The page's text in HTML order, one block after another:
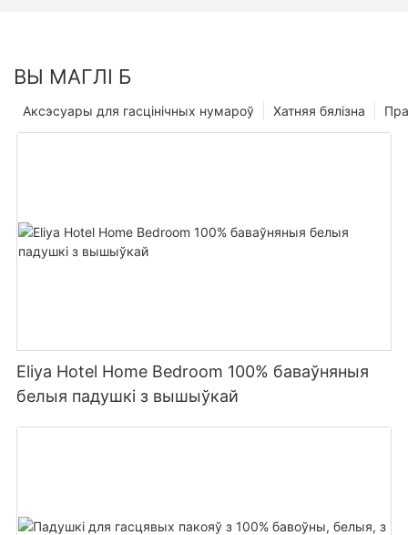
ВЫ МАГЛІ Б
Хатняя бялізна
Аксэсуары для гасцінічных нумароў
Eliya Hotel Home Bedroom 100% баваўняныя
белыя падушкі з вышыўкай